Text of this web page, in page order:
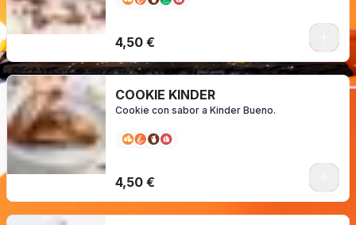
4,50 €
COOKIE KINDER
Cookie con sabor a Kinder Bueno.
4,50 €